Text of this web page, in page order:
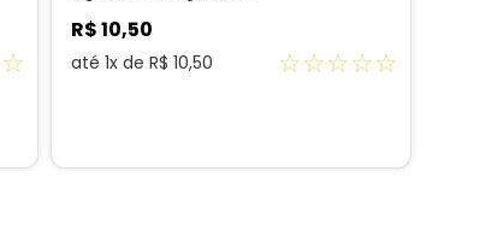
☆
R$10,50
até 1x de R$ 10,50 ☆☆☆☆☆